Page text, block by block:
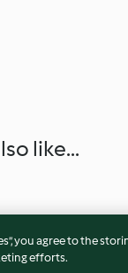
like...
you agree to the
efforts.